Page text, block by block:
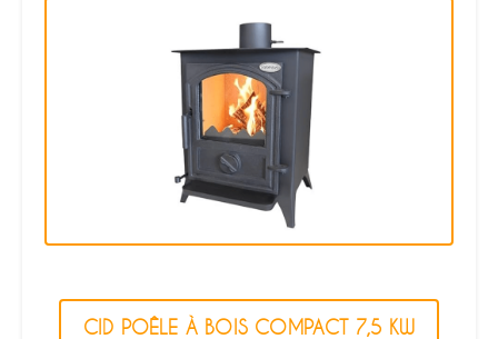
CID POÊLE À BOIS COMPACT 7,5 KW